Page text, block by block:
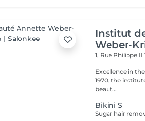
Institut
Weber-
1, Rue Philippe II
Excellence in the service of
1970, the
beaut...
Bikini S